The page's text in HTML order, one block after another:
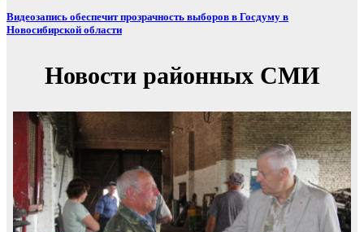
Видеозапись обеспечит прозрачность выборов в Госдуму в
Новосибирской области